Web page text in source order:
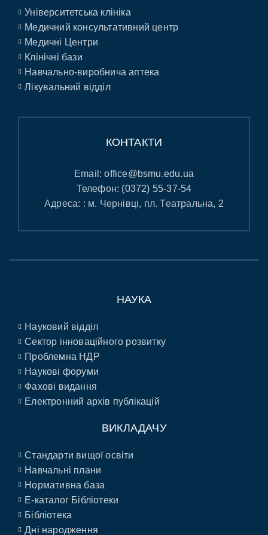
Університетська клініка
Медичний консультативний центр
Медичні Центри
Клінічні бази
Навчально-виробнича аптека
Лікувальний відділ
КОНТАКТИ
Email:office@bsmu.edu.ua
Телефон: (0372) 55-37-54
Адреса: : м. Чернівці, пл. Театральна, 2
НАУКА
Науковий відділ
Сектор інноваційного розвитку
Проблемна НДР
Наукові форуми
Фахові видання
Електронний архів публікацій
ВИКЛАДАЧУ
Стандарти вищої освіти
Навчальні плани
Нормативна база
E-каталог Бібліотеки
Бібліотека
Дні народження